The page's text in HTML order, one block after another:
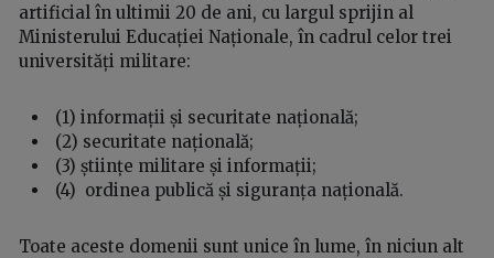
artificial în ultimii 20 de ani, cu largul sprijin al
Ministerului Educației Naționale, în cadrul celor trei
universități militare:
(1) informații și securitate națională;
(2) securitate națională;
(3) științe militare și informații;
(4) ordinea publică și siguranța națională.
Toate aceste domenii sunt unice în lume, în niciun alt